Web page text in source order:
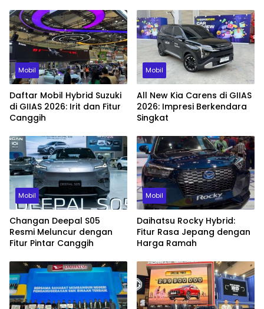
Mobil
Daftar Mobil Hybrid Suzuki
di GIIAS 2026: Irit dan Fitur
Canggih
Mobil
All New Kia Carens di GIIAS
2026: Impresi Berkendara
Singkat
Mobil
Changan Deepal S05
Resmi Meluncur dengan
Fitur Pintar Canggih
Mobil
Daihatsu Rocky Hybrid:
Fitur Rasa Jepang dengan
Harga Ramah